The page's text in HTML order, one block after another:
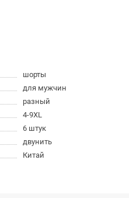
шорты
для мужчин
разный
4-9XL
6 штук
двунить
Китай